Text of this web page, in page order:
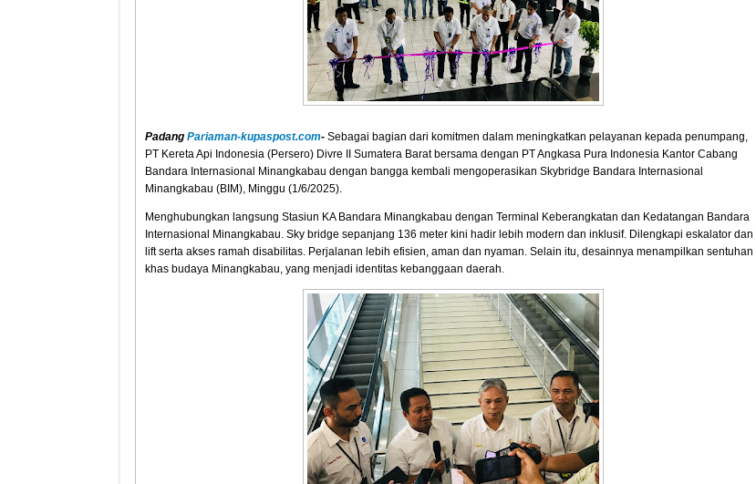
PadangPariaman-kupaspost.com- Sebagai bagian dari komitmen dalam meningkatkan pelayanan kepada penumpang,
PT Kereta Api Indonesia (Persero) Divre II Sumatera Barat bersama dengan PT Angkasa Pura Indonesia Kantor Cabang
Bandara Internasional Minangkabau dengan bangga kembali mengoperasikan Skybridge Bandara Internasional
Minangkabau (BIM), Minggu (1/6/2025).
Menghubungkan langsung Stasiun KA Bandara Minangkabau dengan Terminal Keberangkatan dan Kedatangan Bandara
Internasional Minangkabau. Sky bridge sepanjang 136 meter kini hadir lebih modern dan inklusif. Dilengkapi eskalator dan
lift serta akses ramah disabilitas. Perjalanan lebih efisien, aman dan nyaman. Selain itu, desainnya menampilkan sentuhan
khas budaya Minangkabau, yang menjadi identitas kebanggaan daerah.